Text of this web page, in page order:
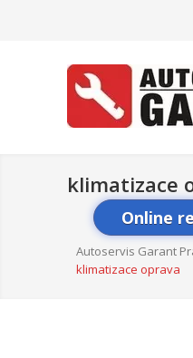
klimatizace
Online
Autoservis Garant
klimatizace oprava